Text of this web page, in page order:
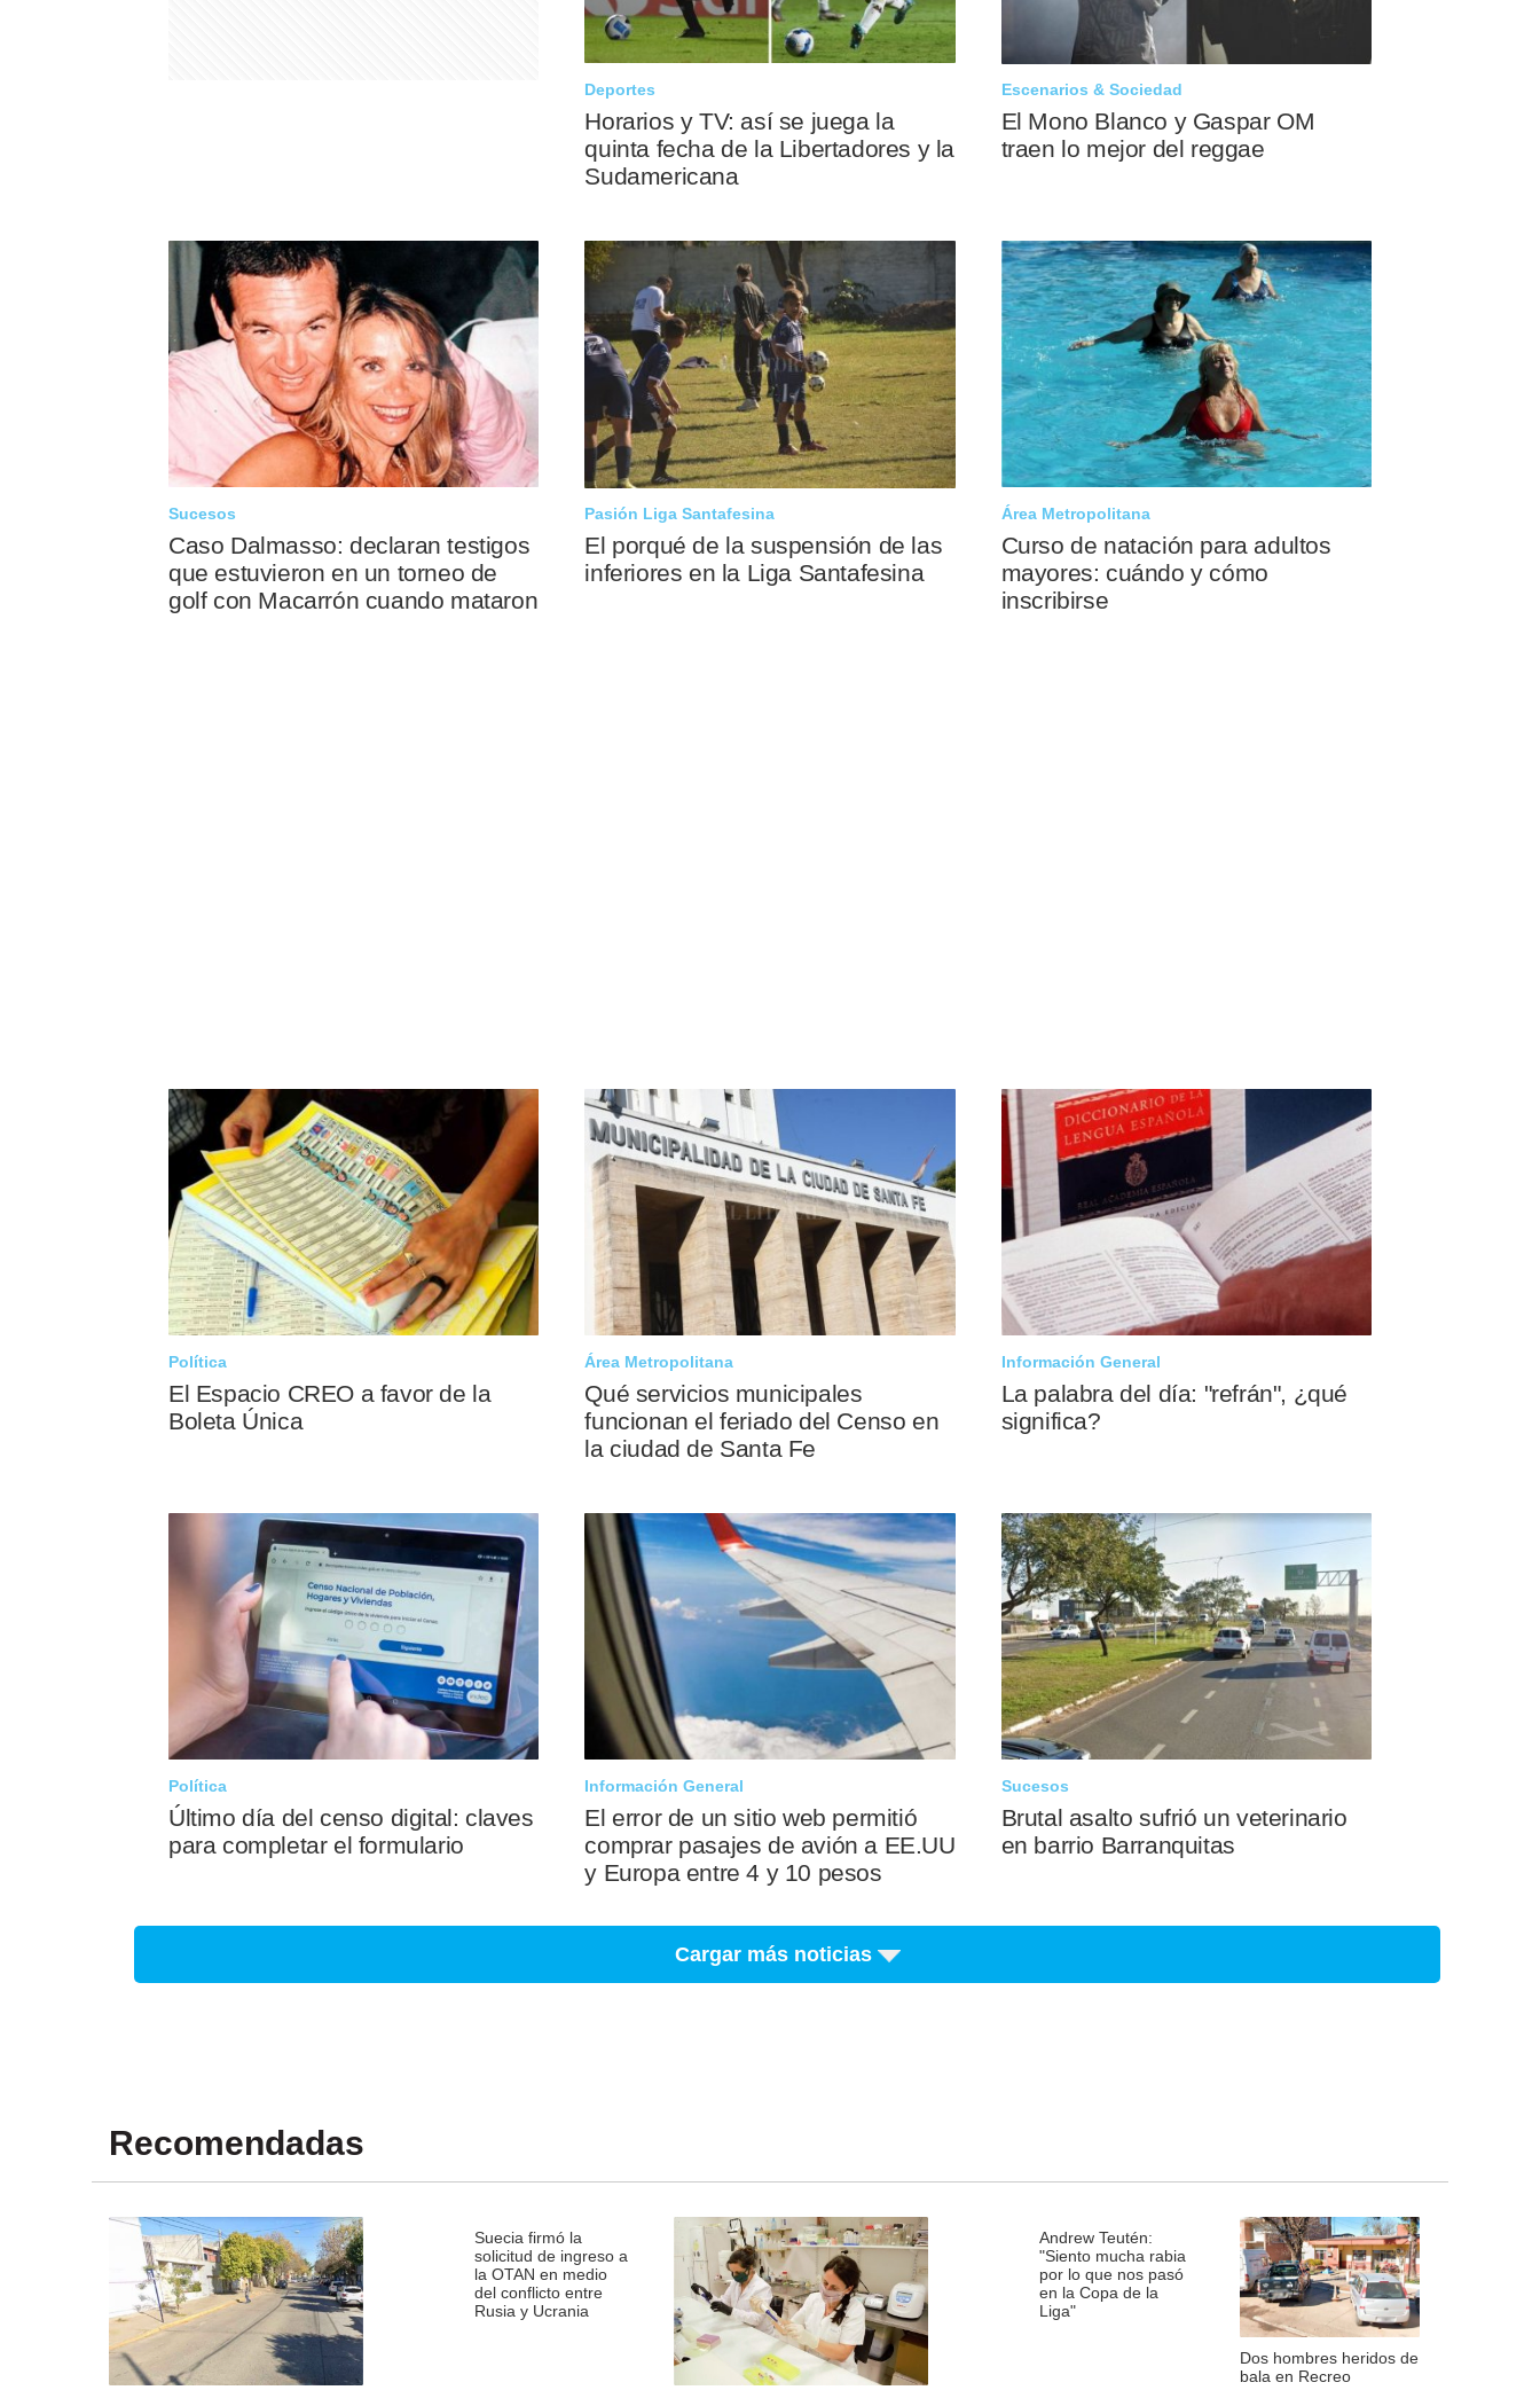
Deportes
Horarios y TV: así se juega la
quinta fecha de la Libertadores y la
Sudamericana
Escenarios & Sociedad
El Mono Blanco y Gaspar OM
traen lo mejor del reggae
Sucesos
Caso Dalmasso: declaran testigos
que estuvieron en un torneo de
golf con Macarrón cuando mataron
Pasión Liga Santafesina
El porqué de la suspensión de las
inferiores en la Liga Santafesina
Área Metropolitana
Curso de natación para adultos
mayores: cuándo y cómo
inscribirse
Política
El Espacio CREO a favor de la
Boleta Única
Área Metropolitana
Qué servicios municipales
funcionan el feriado del Censo en
la ciudad de Santa Fe
Información General
La palabra del día: "refrán", ¿qué
significa?
Política
Último día del censo digital: claves
para completar el formulario
Información General
El error de un sitio web permitió
comprar pasajes de avión a EE.UU
y Europa entre 4 y 10 pesos
Sucesos
Brutal asalto sufrió un veterinario
en barrio Barranquitas
Cargar más noticias
Recomendadas
Suecia firmó la
solicitud de ingreso a
la OTAN en medio
del conflicto entre
Rusia y Ucrania
Andrew Teutén:
"Siento mucha rabia
por lo que nos pasó
en la Copa de la
Liga"
Dos hombres heridos de
bala en Recreo